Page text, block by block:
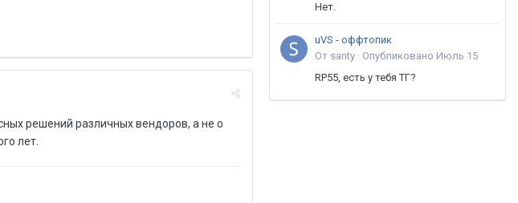
решений различных вендоров, а не о
лет.
Нет.
uVS - оффтопик
От santy · Опубликовано Июль 15
RP55, есть у тебя ТГ?